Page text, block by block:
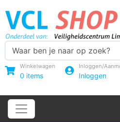
Winkelwagen
0 items
Inloggen/
Inloggen